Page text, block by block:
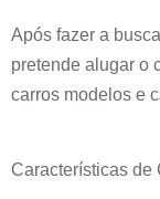
Após fazer a
pretende alugar o
carros modelos e
Características de